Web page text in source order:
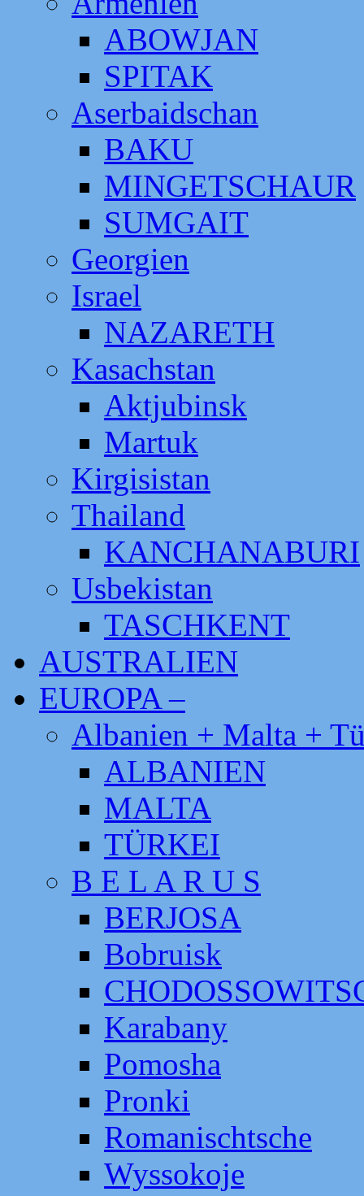
ABOWJAN
SPITAK
Aserbaidschan
BAKU
MINGETSCHAUR
SUMGAIT
Georgien
Israel
NAZARETH
Kasachstan
Aktjubinsk
Martuk
Kirgisistan
Thailand
KANCHANABURI
Usbekistan
TASCHKENT
AUSTRALIEN
EUROPA –
Albanien + Malta +
ALBANIEN
MALTA
TÜRKEI
B E L A R U S
BERJOSA
Bobruisk
Karabany
Pomosha
Pronki
Romanischtsche
Wyssokoje